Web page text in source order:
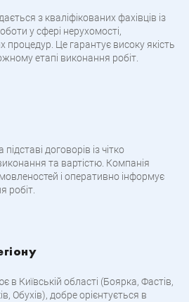
з кваліфікованих фахівців із
у сфері нерухомості,
Це гарантує високу якість
етапі виконання робіт.
договорів із чітко
та вартістю. Компанія
і оперативно інформує
робіт.
в Київській області (Боярка, Фастів,
Обухів), добре орієнтується в